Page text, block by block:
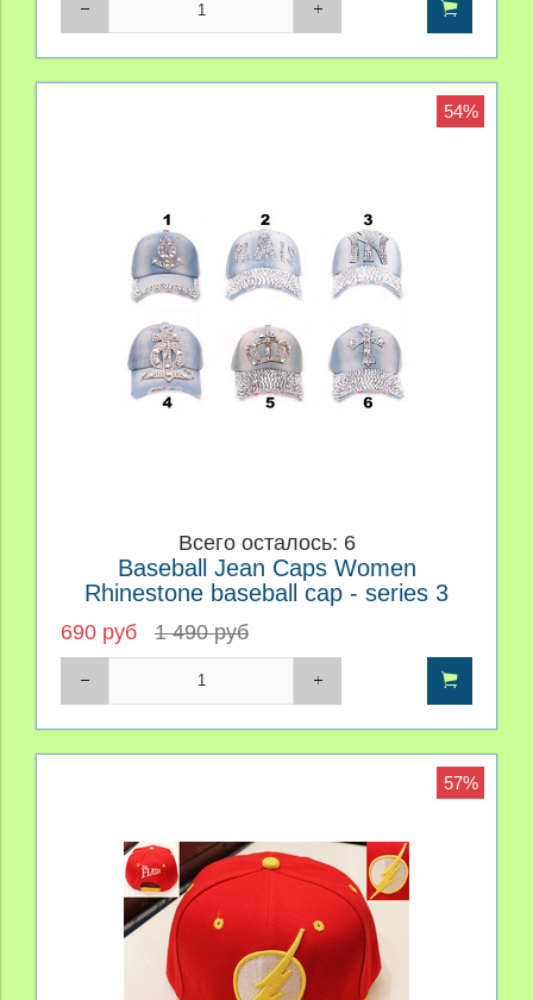
54%
Всего осталось: 6
Baseball Jean Caps Women
Rhinestone baseball cap - series 3
690 руб 1 490 руб
57%